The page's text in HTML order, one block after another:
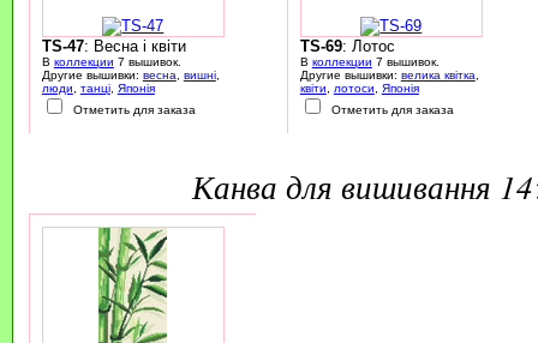
TS-47: Весна і квіти
В коллекции 7 вышивок.
Другие вышивки: весна, вишні,
люди, танці, Японія
Отметить для заказа
TS-69: Лотос
В коллекции 7 вышивок.
Другие вышивки: велика квітка,
квіти, лотоси, Японія
Отметить для заказа
канва для вишивання